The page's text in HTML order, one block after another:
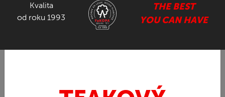
Kvalita
od roku 1993
THE BEST
YOU CAN HAVE
GASTRO NÁBYTEK